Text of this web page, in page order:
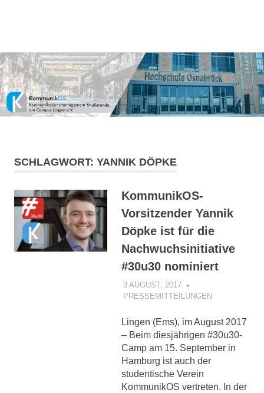
Zum
Inhalt
springen
am
Campus
Lingen
e.V.
SCHLAGWORT: YANNIK DÖPKE
KommunikOS-
Vorsitzender Yannik
Döpke ist für die
Nachwuchsinitiative
#30u30 nominiert
3 AUGUST, 2017
PRESSEMITTEILUNGEN
Lingen (Ems), im August 2017
– Beim diesjährigen #30u30-
Camp am 15. September in
Hamburg ist auch der
studentische Verein
KommunikOS vertreten. In der